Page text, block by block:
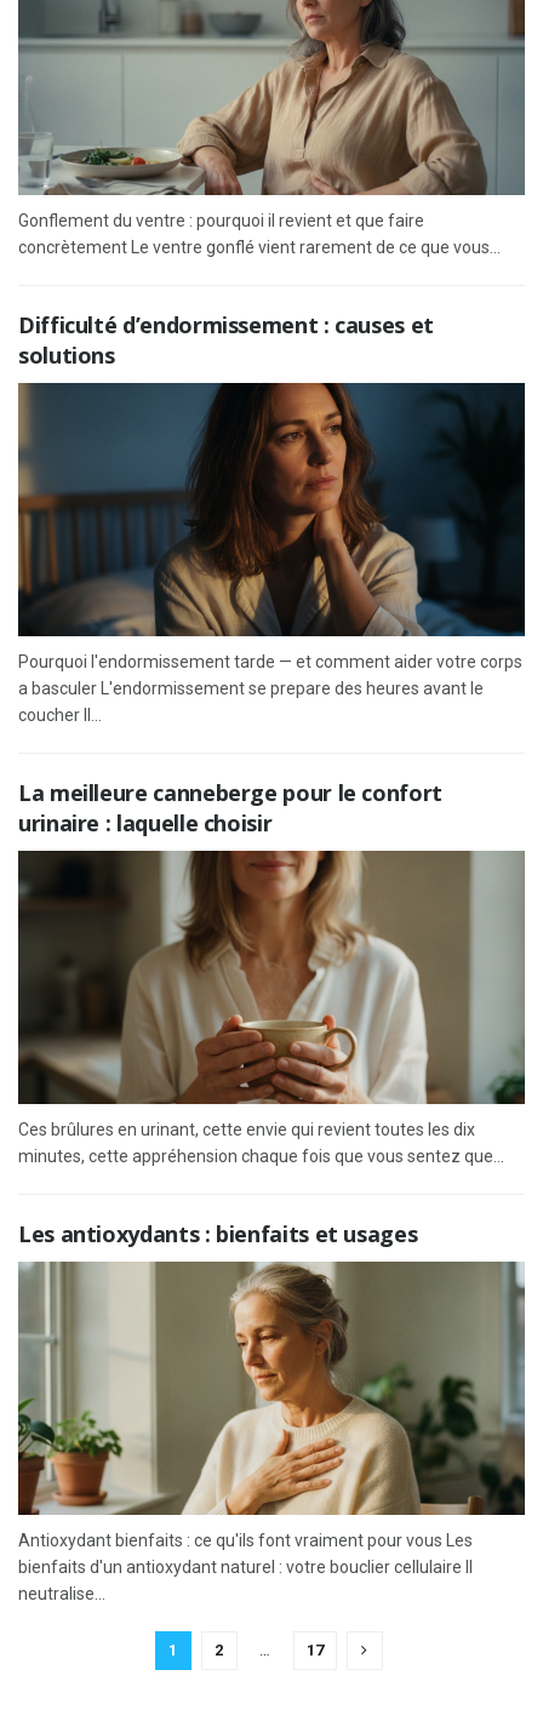
Gonflement du ventre : pourquoi il revient et que faire
concrètement Le ventre gonflé vient rarement de ce que vous...
Difficulté d’endormissement : causes et
solutions
Pourquoi l'endormissement tarde — et comment aider votre corps
a basculer L'endormissement se prepare des heures avant le
coucher Il...
La meilleure canneberge pour le confort
urinaire : laquelle choisir
Ces brûlures en urinant, cette envie qui revient toutes les dix
minutes, cette appréhension chaque fois que vous sentez que...
Les antioxydants : bienfaits et usages
Antioxydant bienfaits : ce qu'ils font vraiment pour vous Les
bienfaits d'un antioxydant naturel : votre bouclier cellulaire Il
neutralise...
1 2 … 17